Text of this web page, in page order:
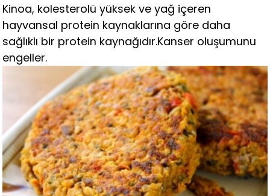
Kinoa, kolesterolü yüksek ve yağ içeren
hayvansal protein kaynaklarına göre daha
sağlıklı bir protein kaynağıdır.Kanser oluşumunu
engeller.